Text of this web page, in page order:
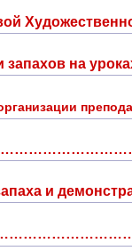
на уроках
и